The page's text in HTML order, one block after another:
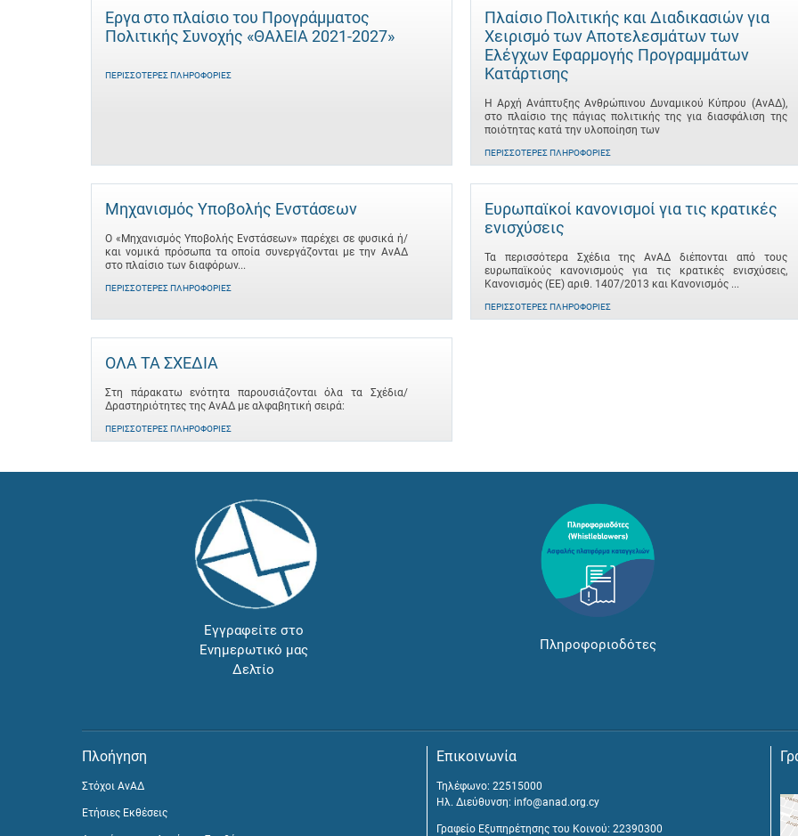
Έργα στο πλαίσιο του Προγράμματος
Πολιτικής Συνοχής «ΘΑλΕΙΑ 2021-2027»
ΠΕΡΙΣΣΌΤΕΡΕΣ ΠΛΗΡΟΦΟΡΊΕΣ
Πλαίσιο Πολιτικής και Διαδικασιών για
Χειρισμό των Αποτελεσμάτων των
Ελέγχων Εφαρμογής Προγραμμάτων
Κατάρτισης
Η Αρχή Ανάπτυξης Ανθρώπινου Δυναμικού Κύπρου (ΑνΑΔ),
στο πλαίσιο της πάγιας πολιτικής της για διασφάλιση της
ποιότητας κατά την υλοποίηση των
ΠΕΡΙΣΣΌΤΕΡΕΣ ΠΛΗΡΟΦΟΡΊΕΣ
Μηχανισμός Υποβολής Ενστάσεων
Ο «Μηχανισμός Υποβολής Ενστάσεων» παρέχει σε φυσικά ή/
και νομικά πρόσωπα τα οποία συνεργάζονται με την ΑνΑΔ
στο πλαίσιο των διαφόρων...
ΠΕΡΙΣΣΌΤΕΡΕΣ ΠΛΗΡΟΦΟΡΊΕΣ
Ευρωπαϊκοί κανονισμοί για τις κρατικές
ενισχύσεις
Τα περισσότερα Σχέδια της ΑνΑΔ διέπονται από τους
ευρωπαϊκούς κανονισμούς για τις κρατικές ενισχύσεις,
Κανονισμός (ΕΕ) αριθ. 1407/2013 και Κανονισμός ...
ΠΕΡΙΣΣΌΤΕΡΕΣ ΠΛΗΡΟΦΟΡΊΕΣ
ΟΛΑ ΤΑ ΣΧΕΔΙΑ
Στη πάρακατω ενότητα παρουσιάζονται όλα τα Σχέδια/
Δραστηριότητες της ΑνΑΔ με αλφαβητική σειρά:
ΠΕΡΙΣΣΌΤΕΡΕΣ ΠΛΗΡΟΦΟΡΊΕΣ
Εγγραφείτε στο
Ενημερωτικό μας
Δελτίο
Πληροφοριοδότες
Πλοήγηση
Στόχοι ΑνΑΔ
Ετήσιες Εκθέσεις
Επικοινωνία
Τηλέφωνο: 22515000
Ηλ. Διεύθυνση: info@anad.org.cy
Γραφείο Εξυπηρέτησης του Κοινού: 22390300